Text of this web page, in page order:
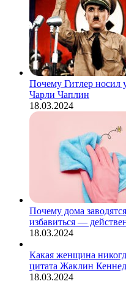
ответишь
правильно?
Почему Гитлер носил
Чарли Чаплин
18.03.2024
Почему дома
избавиться —
18.03.2024
Какая женщина
цитата Жаклин
18.03.2024